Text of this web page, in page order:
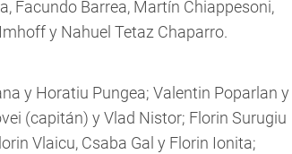
Facundo Barrea, Martín Chiappesoni,
y Nahuel Tetaz Chaparro.
y Horatiu Pungea; Valentin Poparlan y
(capitán) y Vlad Nistor; Florin Surugiu
Vlaicu, Csaba Gal y Florin Ionita;